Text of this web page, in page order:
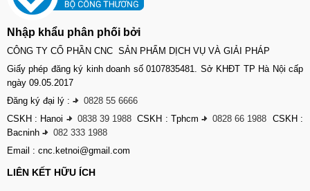
Nhập khẩu phân phối bởi
CÔNG TY CỔ PHẦN CNC SẢN PHẨM DỊCH VỤ VÀ GIẢI PHÁP
Giấy phép đăng ký kinh doanh số 0107835481. Sở KHĐT TP Hà Nội cấp
ngày 09.05.2017
Đăng ký đại lý : -
0828 55 6666
CSKH : Hanoi - 0838 39 1988 CSKH : Tphcm- 0828 66 1988 CSKH :
Bacninh -
082 333 1988
Email : cnc.ketnoi@gmail.com
LIÊN KẾT HỮU ÍCH